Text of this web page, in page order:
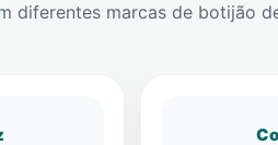
diferentes marcas de botijão